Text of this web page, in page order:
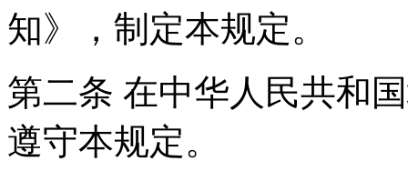
知》，制定本规定。
第二条 在中华人民共和
遵守本规定。